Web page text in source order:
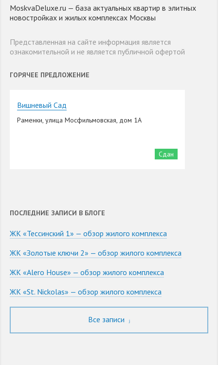
MoskvaDeluxe.ru — база актуальных квартир в элитных
новостройках и жилых комплексах Москвы
Представленная на сайте информация является
ознакомительной и не является публичной офертой
ГОРЯЧЕЕ ПРЕДЛОЖЕНИЕ
Вишневый Сад
Раменки, улица Мосфильмовская, дом 1А
Сдан
ПОСЛЕДНИЕ ЗАПИСИ В БЛОГЕ
ЖК «Тессинский 1» — обзор жилого комплекса
ЖК «Золотые ключи 2» — обзор жилого комплекса
ЖК «Alero House» — обзор жилого комплекса
ЖК «St. Nickolas» — обзор жилого комплекса
Все записи